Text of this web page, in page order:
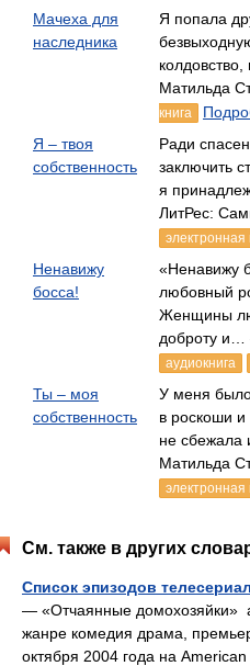
Мачеха для
наследника
Я попала
Матильда
книга
Я – твоя
собственность
Ради
заключить
я
ЛитРес:
электронная
Ненавижу
босса!
«Ненавижу
любовный
Женщины
доброту
аудиокнига
Ты – моя
собственность
У меня
в роскоши
не
Матильда
электронная
См. также в других
Список эпизодов
— «Отчаянные домохозяйки»
жанре комедия драма,
октября 2004 года на